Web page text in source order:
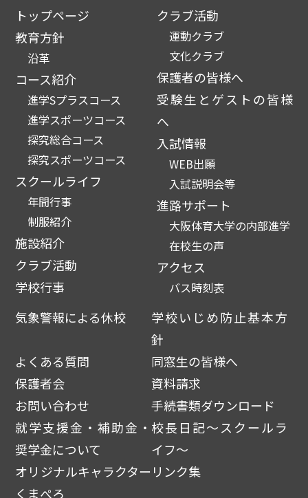
トップページ
教育方針
沿革
コース紹介
進学Sプラスコース
進学スポーツコース
探究総合コース
探究スポーツコース
スクールライフ
年間行事
制服紹介
施設紹介
クラブ活動
学校行事
クラブ活動
運動クラブ
文化クラブ
保護者の皆様へ
受験生とゲストの皆様
へ
入試情報
WEB出願
入試説明会等
進路サポート
大阪体育大学の内部進学
在校生の声
アクセス
バス時刻表
気象警報による休校
学校いじめ防止基本方
針
よくある質問
同窓生の皆様へ
保護者会
資料請求
お問い合わせ
手続書類ダウンロード
就学支援金・補助金・
奨学金について
校長日記～スクールラ
イフ～
オリジナルキャラクター
くまぺろ
リンク集